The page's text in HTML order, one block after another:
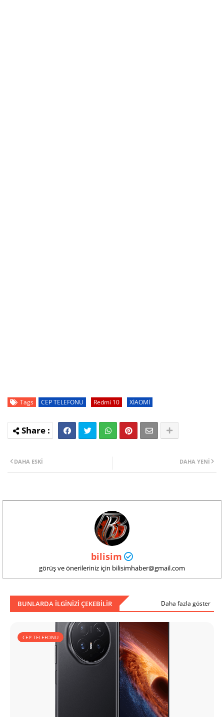
Tags CEP TELEFONU Redmi 10 XİAOMİ
DAHA YENI
DAHA ESKI
bilisim
görüş ve önerileriniz için bilisimhaber@gmail.com
BUNLARDA ILGINIZI ÇEKEBILIR Daha fazla göster
CEP TELEFONU